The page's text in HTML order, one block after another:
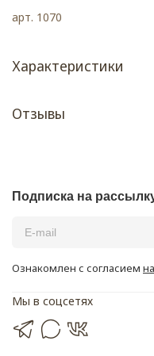
арт. 1070
Характеристики
Отзывы
Подписка на
Ознакомлен с согласием
Мы в соцсетях